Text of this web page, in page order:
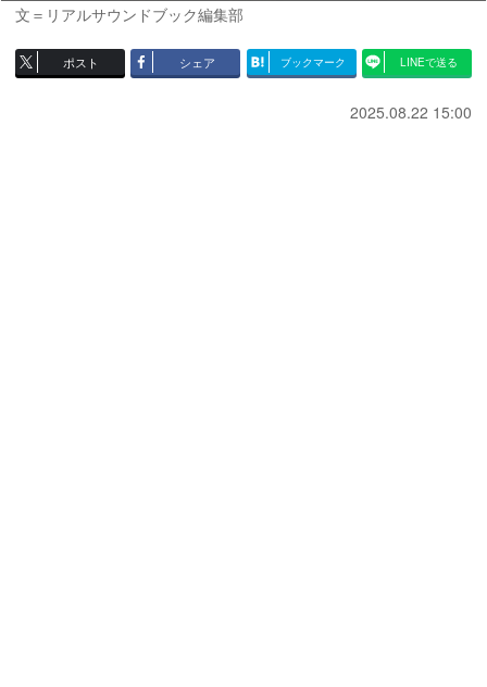
文＝リアルサウンドブック編集部
ポスト シェア ブックマーク LINEで送る
2025.08.22 15:00